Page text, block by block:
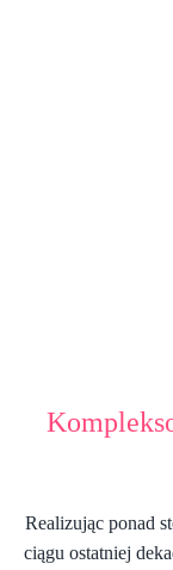
Realizując ponad
ciągu ostatniej